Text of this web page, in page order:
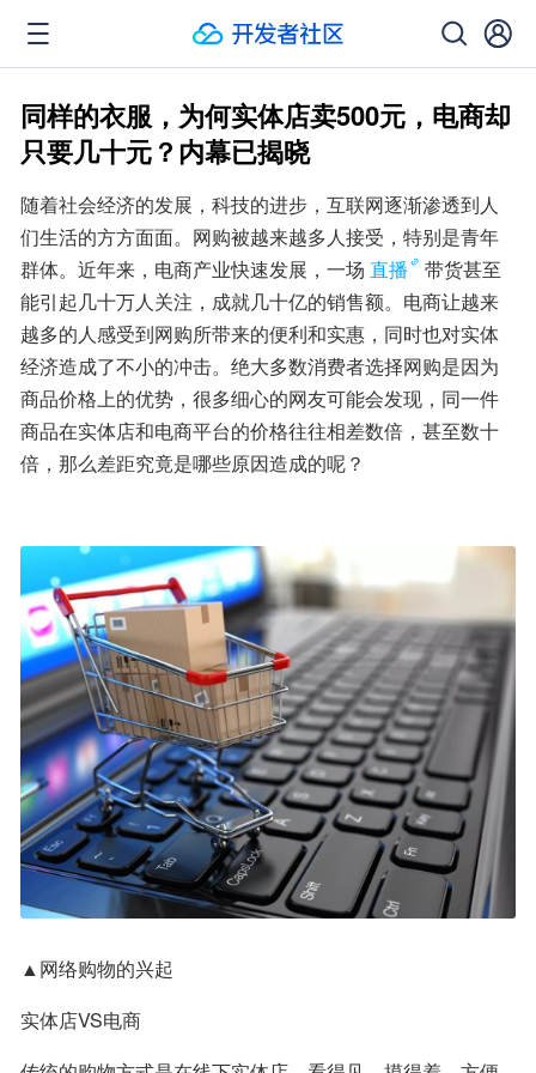
同样的衣服，为何实体店卖500元，电商却
只要几十元？内幕已揭晓
随着社会经济的发展，科技的进步，互联网逐渐渗透到人
们生活的方方面面。网购被越来越多人接受，特别是青年
群体。近年来，电商产业快速发展，一场 直播
带货甚至
能引起几十万人关注，成就几十亿的销售额。电商让越来
越多的人感受到网购所带来的便利和实惠，同时也对实体
经济造成了不小的冲击。绝大多数消费者选择网购是因为
商品价格上的优势，很多细心的网友可能会发现，同一件
商品在实体店和电商平台的价格往往相差数倍，甚至数十
倍，那么差距究竟是哪些原因造成的呢？
▲网络购物的兴起
实体店VS电商